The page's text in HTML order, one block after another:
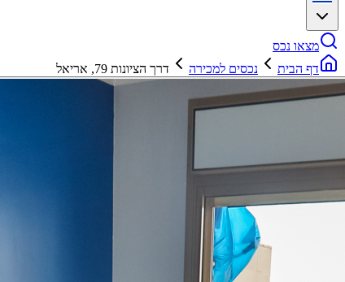
מצאו נכס
דף הבית
נכסים למכירה דרך הציונות 79, אריאל